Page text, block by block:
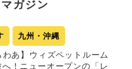
ガジン
九州・沖縄
わあ】ウィズペットルーム
！ニューオープンの「レ